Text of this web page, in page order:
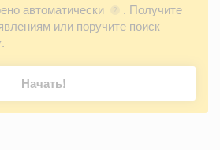
автоматически ?
. Получите
или поручите поиск
Начать!